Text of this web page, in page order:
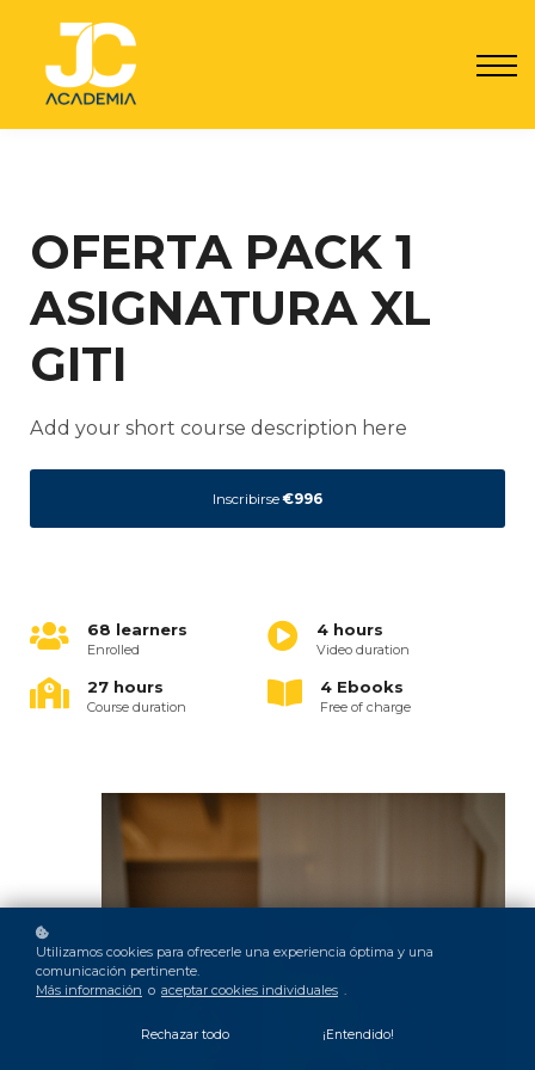
OFERTA PACK 1
ASIGNATURA XL
GITI
Add your short course description here
Inscribirse €996
68 learners
Enrolled
4 hours
Video duration
27 hours
Course duration
4 Ebooks
Free of charge
Utilizamos cookies para ofrecerle una experiencia óptima y una
comunicación pertinente.
Más información o aceptar cookies individuales .
Rechazar todo ¡Entendido!